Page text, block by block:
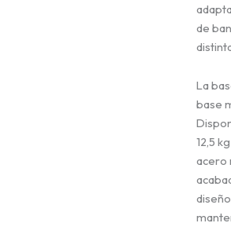
de
La
base
12,5
acero